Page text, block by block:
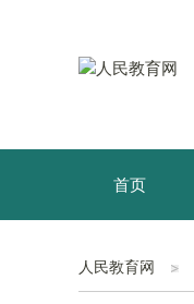
首页
育儿
人民教育网